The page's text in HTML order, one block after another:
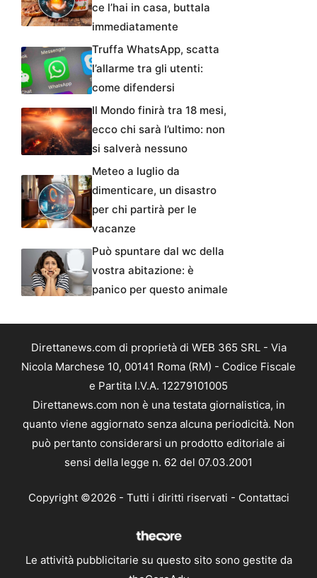
ce l’hai in casa, buttala
immediatamente
Truffa WhatsApp, scatta
l’allarme tra gli utenti:
come difendersi
Il Mondo finirà tra 18 mesi,
ecco chi sarà l’ultimo: non
si salverà nessuno
Meteo a luglio da
dimenticare, un disastro
per chi partirà per le
vacanze
Può spuntare dal wc della
vostra abitazione: è
panico per questo animale
Direttanews.com di proprietà di WEB 365 SRL - Via
Nicola Marchese 10, 00141 Roma (RM) - Codice Fiscale
e Partita I.V.A. 12279101005
Direttanews.com non è una testata giornalistica, in
quanto viene aggiornato senza alcuna periodicità. Non
può pertanto considerarsi un prodotto editoriale ai
sensi della legge n. 62 del 07.03.2001
Copyright ©2026 - Tutti i diritti riservati - Contattaci
Le attività pubblicitarie su questo sito sono gestite da